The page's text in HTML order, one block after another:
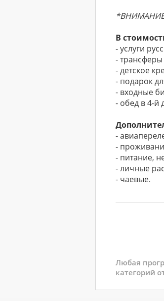
*ВНИМАНИЕ!
В
- услуги
-
- детское
- подарок
- входные
- обед в 4-й
-
-
- питание,
- личные
- чаевые.
Любая
категорий